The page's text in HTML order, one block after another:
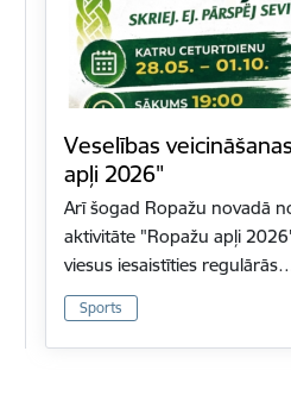
Veselības
apļi 2026"
Arī šogad Ropažu novadā
aktivitāte "Ropažu apļi
viesus iesaistīties
Sports